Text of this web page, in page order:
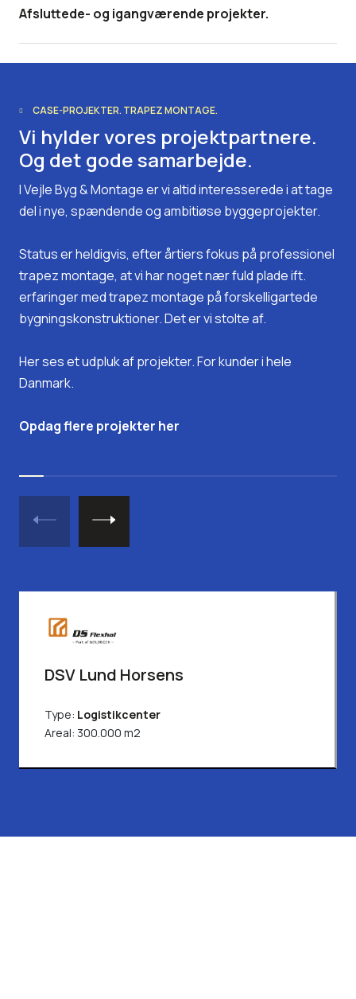
Afsluttede- og igangværende projekter.
CASE-PROJEKTER. TRAPEZ MONTAGE.
Vi hylder vores projektpartnere.
Og det gode samarbejde.
I Vejle Byg & Montage er vi altid interesserede i at tage
del i nye, spændende og ambitiøse byggeprojekter.
Status er heldigvis, efter årtiers fokus på professionel
trapez montage, at vi har noget nær fuld plade ift.
erfaringer med trapez montage på forskelligartede
bygningskonstruktioner. Det er vi stolte af.
Her ses et udpluk af projekter. For kunder i hele
Danmark.
Opdag flere projekter her
DSV Lund Horsens
Type: Logistikcenter
Areal: 300.000 m2